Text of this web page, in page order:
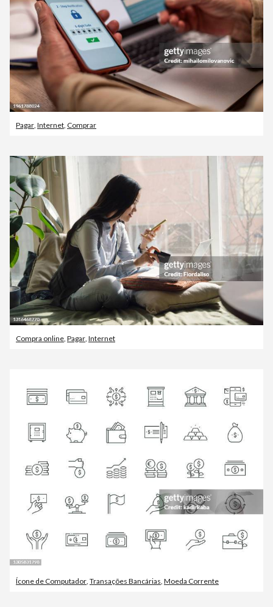
Pagar Internet Comprar
Compra online, Pagar, Internet
Ícone de Computador Transações Bancárias Moeda Corrente